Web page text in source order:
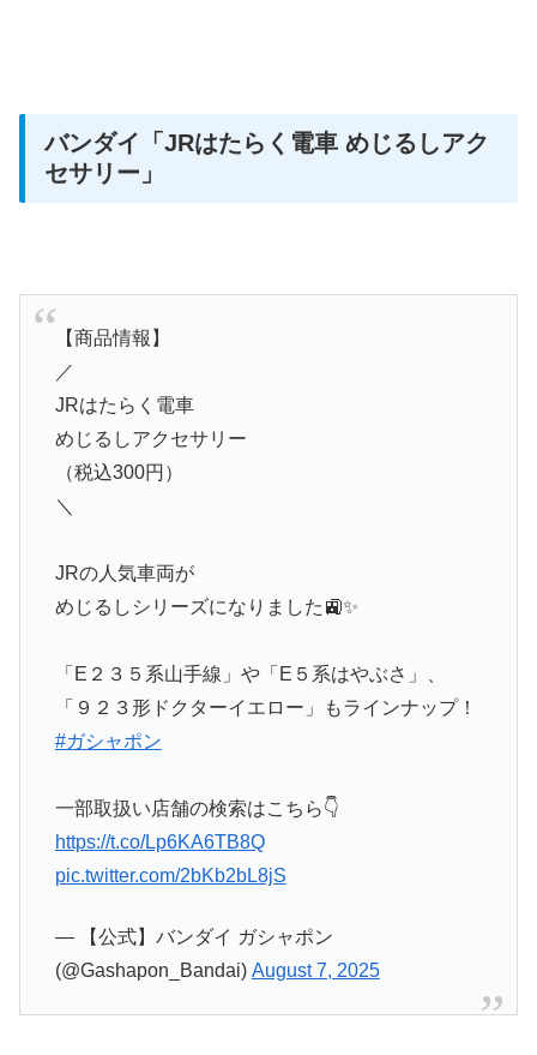
バンダイ 「JRはたらく電車 めじるしアク
セサリー」
【商品情報】
／
JRはたらく電車
めじるしアクセサリー
（税込300円）
＼
JRの人気車両が
めじるしシリーズになりました🚉✨
「E２３５系山手線」や「E５系はやぶさ」、
「９２３形ドクターイエロー」もラインナップ！
#ガシャポン
一部取扱い店舗の検索はこちら👇
https://t.co/Lp6KA6TB8Q
pic.twitter.com/2bKb2bL8jS
— 【公式】バンダイ ガシャポン
(@Gashapon_Bandai) August 7, 2025